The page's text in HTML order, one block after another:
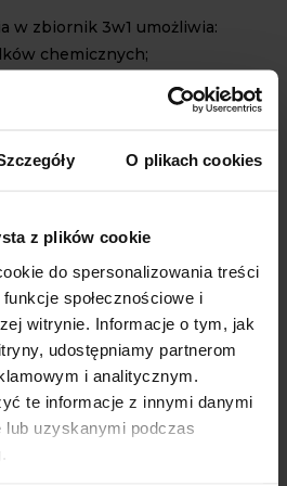
O plikach cookies
z plików cookie
do spersonalizowania treści
społecznościowe i
witrynie. Informacje o tym, jak
udostępniamy partnerom
i analitycznym.
te informacje z innymi danymi
uzyskanymi podczas
w zbiornik 3w1 umożliwia:
chemicznych;
- ZA
(+150 zł)
belka (+1100 zł)
przy lancy 10m (+250 zł)
przy lancy 12m (+350 zł)
przy lancy 15m (+450 zł)
(zalecana przy lancy 15m,
zł)
zł)